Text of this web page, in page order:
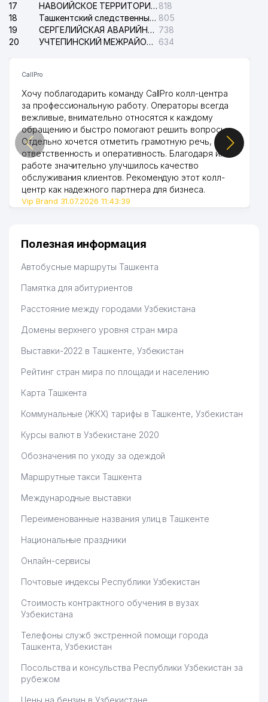
17
НАВОИЙСКОЕ ТЕРРИТОРИАЛЬНОЕ ПРЕДПРИЯТИЕ ЭЛЕКТРОСЕТИ АО 818
18
Ташкентский следственный изолятор 805
19
СЕРГЕЛИЙСКАЯ АВАРИЙНАЯ СЛУЖБА ЭЛЕКТРОСЕТИ 738
20
УЧТЕПИНСКИЙ МЕЖРАЙОННЫЙ СУД ПО ГРАЖДАНСКИМ ДЕЛАМ 634
CallPro
Хочу поблагодарить команду CallPro колл-центра
за профессиональную работу. Операторы всегда
вежливые, внимательно относятся к каждому
обращению и быстро помогают решить вопросы.
Отдельно хочется отметить грамотную речь,
ответственность и оперативность. Благодаря их
работе значительно улучшилось качество
обслуживания клиентов. Рекомендую этот колл-
центр как надежного партнера для бизнеса.
Vip Brand 31.07.2026 11:43:39
Полезная информация
Автобусные маршруты Ташкента
Памятка для абитуриентов
Расстояние между городами Узбекистана
Домены верхнего уровня стран мира
Выставки-2022 в Ташкенте, Узбекистан
Рейтинг стран мира по площади и населению
Карта Ташкента
Коммунальные (ЖКХ) тарифы в Ташкенте, Узбекистан
Курсы валют в Узбекистане 2020
Обозначения по уходу за одеждой
Маршрутные такси Ташкента
Международные выставки
Переименованные названия улиц в Ташкенте
Национальные праздники
Онлайн-сервисы
Почтовые индексы Республики Узбекистан
Стоимость контрактного обучения в вузах
Узбекистана
Телефоны служб экстренной помощи города
Ташкента, Узбекистан
Посольства и консульства Республики Узбекистан за
рубежом
Цены на бензин в Узбекистане